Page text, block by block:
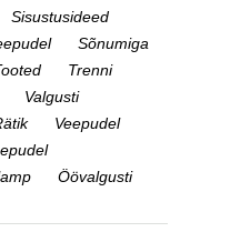
Sisustusideed
Sõnumiga
Trenni
Valgusti
Veepudel
Öövalgusti